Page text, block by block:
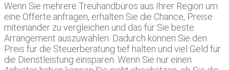
Wenn Sie mehrere Treuhandbüros aus Ihrer Region um
eine Offerte anfragen, erhalten Sie die Chance, Preise
miteinander zu vergleichen und das für Sie beste
Arrangement auszuwählen. Dadurch können Sie den
Preis für die Steuerberatung tief halten und viel Geld für
die Dienstleistung einsparen. Wenn Sie nur einen